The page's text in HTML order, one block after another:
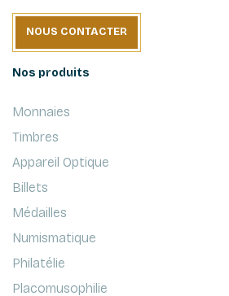
NOUS CONTACTER
Nos produits
Monnaies
Timbres
Appareil Optique
Billets
Médailles
Numismatique
Philatélie
Placomusophilie